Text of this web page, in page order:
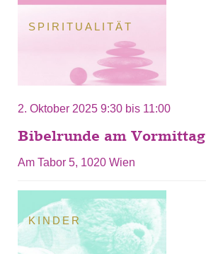
SPIRITUALITÄT
2. Oktober 2025 9:30 bis 11:00
Bibelrunde am Vormittag
Am Tabor 5, 1020 Wien
KINDER